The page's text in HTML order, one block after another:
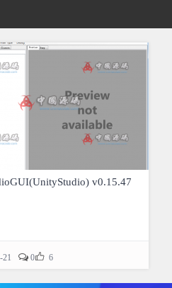
v0.15.47
21 0 6